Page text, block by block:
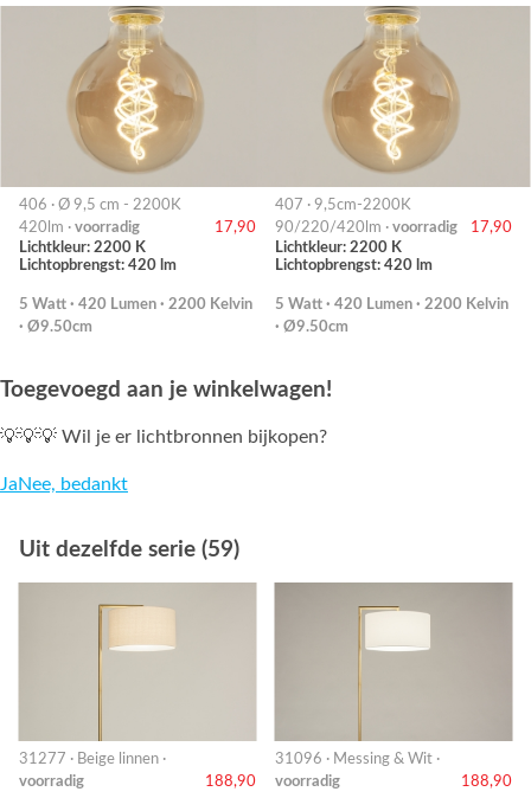
406 · Ø 9,5 cm - 2200K
420lm · voorradig
17,90
Lichtkleur: 2200 K
Lichtopbrengst: 420 lm
5 Watt · 420 Lumen · 2200 Kelvin
· Ø9.50cm
407 · 9,5cm-2200K
90/220/420lm · voorradig
17,90
Lichtkleur: 2200 K
Lichtopbrengst: 420 lm
5 Watt · 420 Lumen · 2200 Kelvin
· Ø9.50cm
Toegevoegd aan je winkelwagen!
💡💡💡 Wil je er lichtbronnen bijkopen?
JaNee, bedankt
Uit dezelfde serie (59)
31277 · Beige linnen ·
voorradig
188,90
31096 · Messing & Wit ·
voorradig
188,90